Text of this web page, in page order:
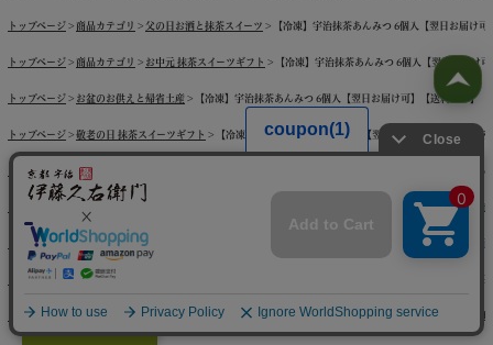
トップページ 商品カテゴリ 父の日お酒と抹茶スイーツ 【冷凍】宇治抹茶あんみつ 6個入【翌日お届け
トップページ 商品カテゴリ お中元 抹茶スイーツギフト 【冷凍】宇治抹茶あんみつ 6個入【翌日お届
トップページ お盆のお供えと帰省土産 【冷凍】宇治抹茶あんみつ 6個入【翌日お届け可】【送料込み
トップページ 敬老の日 抹茶スイーツギフト 【冷凍】宇治抹茶あんみつ 6個入【翌日お届け可】【送料
トップページ 商品カテゴリ 【冷凍】宇治抹茶あんみつ
【冷凍】宇治抹茶あんみつ 6個入【翌日お届け可】【送料込み】
トップページ 商品カテゴリ ホワイトデー抹茶スイーツ 【冷凍】宇治抹茶あんみつ 6個入【翌日お届け
トップページ 商品カテゴリ 【冷凍】宇治抹茶あんみつ 6個入【翌
トップページ スイーツ・和菓子一覧 【冷凍】宇治抹茶あんみつ 6個入【翌日お届け可】【送料込み】
贈る
ギフトをお探しですか？